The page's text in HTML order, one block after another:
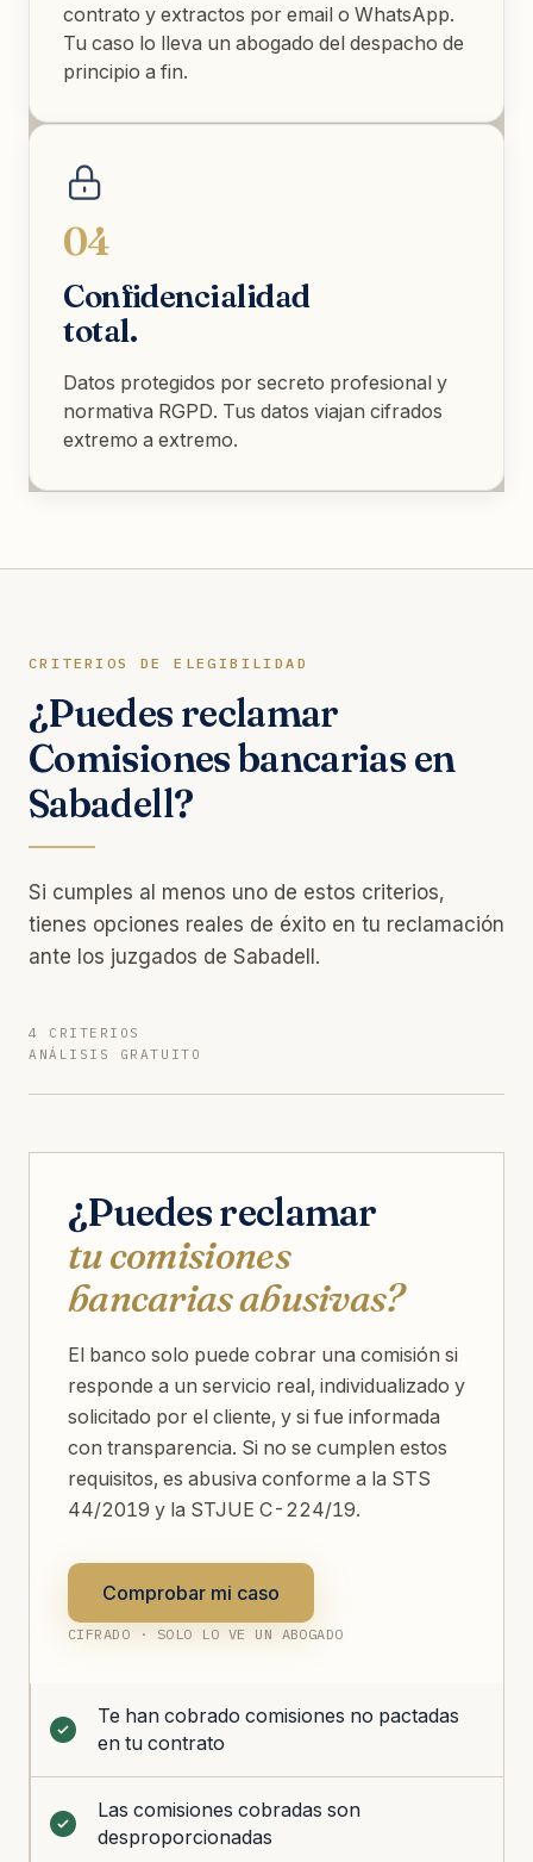
contrato y extractos por email o WhatsApp.
Tu caso lo lleva un abogado del despacho de
principio a fin.
04
Confidencialidad
total.
Datos protegidos por secreto profesional y
normativa RGPD. Tus datos viajan cifrados
extremo a extremo.
CRITERIOS DE ELEGIBILIDAD
¿Puedes reclamar
Comisiones bancarias en
Sabadell?
Si cumples al menos uno de estos criterios,
tienes opciones reales de éxito en tu reclamación
ante los juzgados de Sabadell.
4 CRITERIOS
ANÁLISIS GRATUITO
¿Puedes reclamar
tu comisiones
bancarias abusivas?
El banco solo puede cobrar una comisión si
responde a un servicio real, individualizado y
solicitado por el cliente, y si fue informada
con transparencia. Si no se cumplen estos
requisitos, es abusiva conforme a la STS
44/2019 y la STJUE C-224/19.
Comprobar mi caso
CIFRADO · SOLO LO VE UN ABOGADO
Te han cobrado comisiones no pactadas
en tu contrato
Las comisiones cobradas son
desproporcionadas